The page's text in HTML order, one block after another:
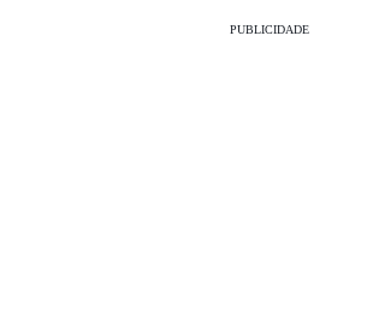
PUBLICIDADE